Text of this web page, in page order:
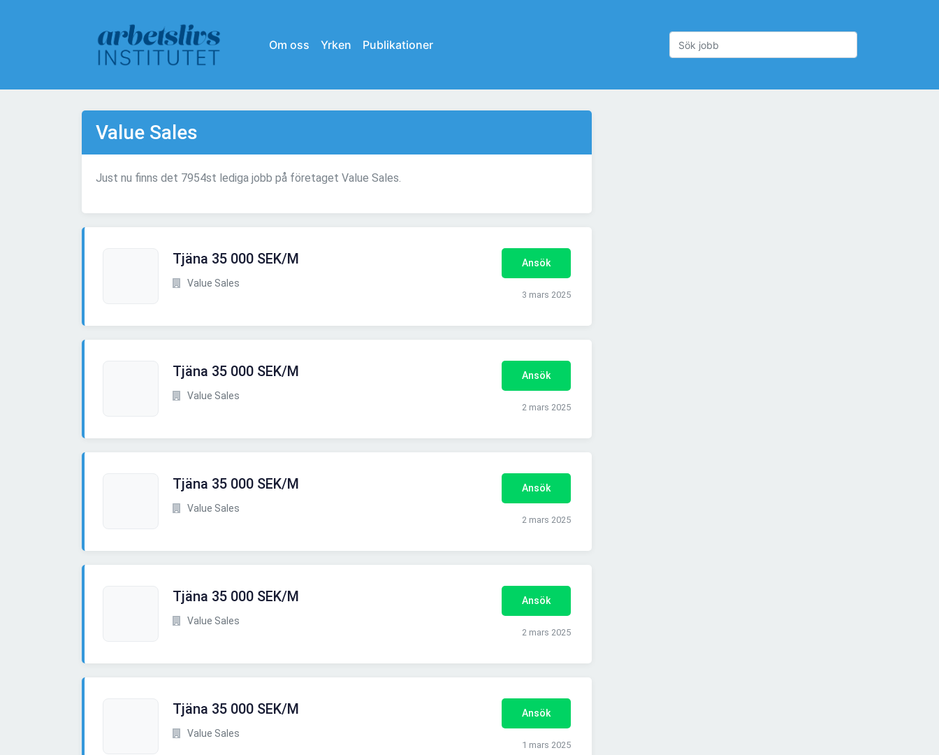
Om oss Yrken Publikationer
Value Sales
Just nu finns det 7954st lediga jobb på företaget Value Sales.
Tjäna 35 000 SEK/M
Value Sales
Ansök
3 mars 2025
Tjäna 35 000 SEK/M
Value Sales
Ansök
2 mars 2025
Tjäna 35 000 SEK/M
Value Sales
Ansök
2 mars 2025
Tjäna 35 000 SEK/M
Value Sales
Ansök
2 mars 2025
Tjäna 35 000 SEK/M
Value Sales
Ansök
1 mars 2025